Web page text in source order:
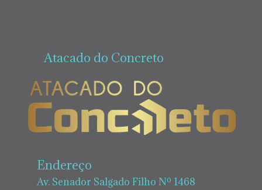
Atacado do Concreto
Endereço
Av. Senador Salgado Filho Nº 1468